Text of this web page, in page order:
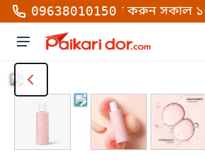
09638010150
গুলোতে কল করুন সকাল ১০ টা